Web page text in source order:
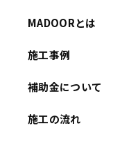
MADOORとは
施工事例
補助金について
施工の流れ